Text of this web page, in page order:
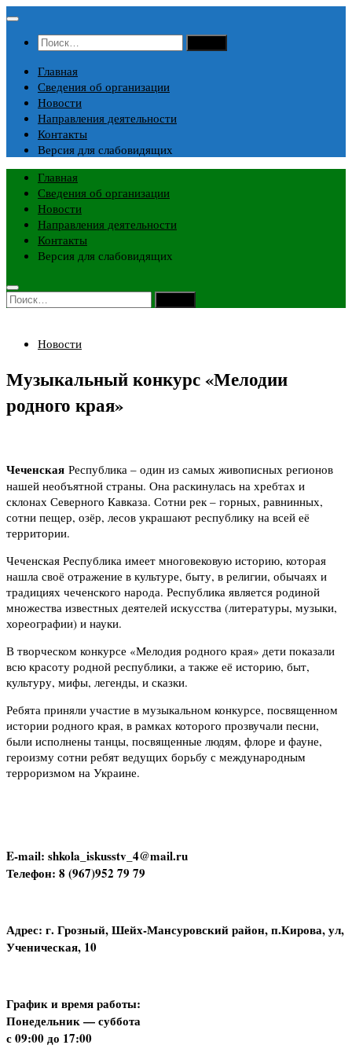
Перейти
содержимому
Найти:
Главная
Сведения об организации
Новости
Направления деятельности
Контакты
Версия для слабовидящих
Главная
Сведения об организации
Новости
Направления деятельности
Контакты
Версия для слабовидящих
Найти:
Новости
Музыкальный конкурс «Мелодии
родного края»
Чеченская Республика – один из самых живописных регионов
нашей необъятной страны. Она раскинулась на хребтах и
склонах Северного Кавказа. Сотни рек – горных, равнинных,
сотни пещер, озёр, лесов украшают республику на всей её
территории.
Чеченская Республика имеет многовековую историю, которая
нашла своё отражение в культуре, быту, в религии, обычаях и
традициях чеченского народа. Республика является родиной
множества известных деятелей искусства (литературы, музыки,
хореографии) и науки.
В творческом конкурсе «Мелодия родного края» дети показали
всю красоту родной республики, а также её историю, быт,
культуру, мифы, легенды, и сказки.
Ребята приняли участие в музыкальном конкурсе, посвященном
истории родного края, в рамках которого прозвучали песни,
были исполнены танцы, посвященные людям, флоре и фауне,
героизму сотни ребят ведущих борьбу с международным
терроризмом на Украине.
E-mail: shkola_iskusstv_4@mail.ru
Телефон: 8 (967)952 79 79
Адрес: г. Грозный, Шейх-Мансуровский район, п.Кирова, ул,
Ученическая, 10
График и время работы:
Понедельник — суббота
с 09:00 до 17:00